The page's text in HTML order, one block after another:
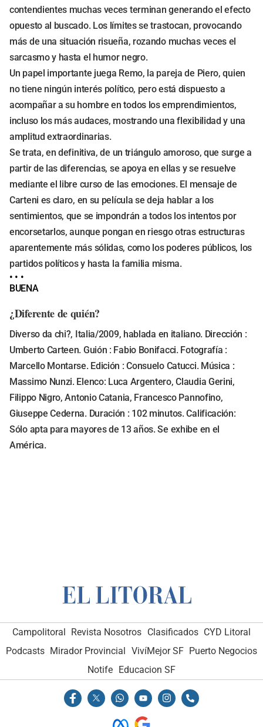
contendientes muchas veces terminan generando el efecto
opuesto al buscado. Los límites se trastocan, provocando
más de una situación risueña, rozando muchas veces el
sarcasmo y hasta el humor negro.
Un papel importante juega Remo, la pareja de Piero, quien
no tiene ningún interés político, pero está dispuesto a
acompañar a su hombre en todos los emprendimientos,
incluso los más audaces, mostrando una flexibilidad y una
amplitud extraordinarias.
Se trata, en definitiva, de un triángulo amoroso, que surge a
partir de las diferencias, se apoya en ellas y se resuelve
mediante el libre curso de las emociones. El mensaje de
Carteni es claro, en su película se deja hablar a los
sentimientos, que se impondrán a todos los intentos por
encorsetarlos, aunque pongan en riesgo otras estructuras
aparentemente más sólidas, como los poderes públicos, los
partidos políticos y hasta la familia misma.
• • •
BUENA
¿Diferente de quién?
Diverso da chi?, Italia/2009, hablada en italiano. Dirección :
Umberto Carteen. Guión : Fabio Bonifacci. Fotografía :
Marcello Montarse. Edición : Consuelo Catucci. Música :
Massimo Nunzi. Elenco: Luca Argentero, Claudia Gerini,
Filippo Nigro, Antonio Catania, Francesco Pannofino,
Giuseppe Cederna. Duración : 102 minutos. Calificación:
Sólo apta para mayores de 13 años. Se exhibe en el
América.
Campolitoral Revista Nosotros Clasificados CYD Litoral
Podcasts Mirador Provincial VivíMejor SF Puerto Negocios
Notife Educacion SF